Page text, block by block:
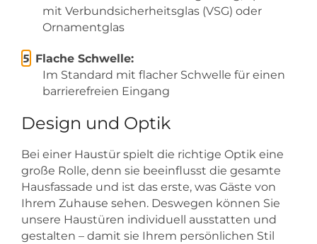
mit Verbundsicherheitsglas (VSG) oder
Ornamentglas
Flache Schwelle:
Im Standard mit flacher Schwelle für einen
barrierefreien Eingang
Design und Optik
Bei einer Haustür spielt die richtige Optik eine
große Rolle, denn sie beeinflusst die gesamte
Hausfassade und ist das erste, was Gäste von
Ihrem Zuhause sehen. Deswegen können Sie
unsere Haustüren individuell ausstatten und
gestalten – damit sie Ihrem persönlichen Stil